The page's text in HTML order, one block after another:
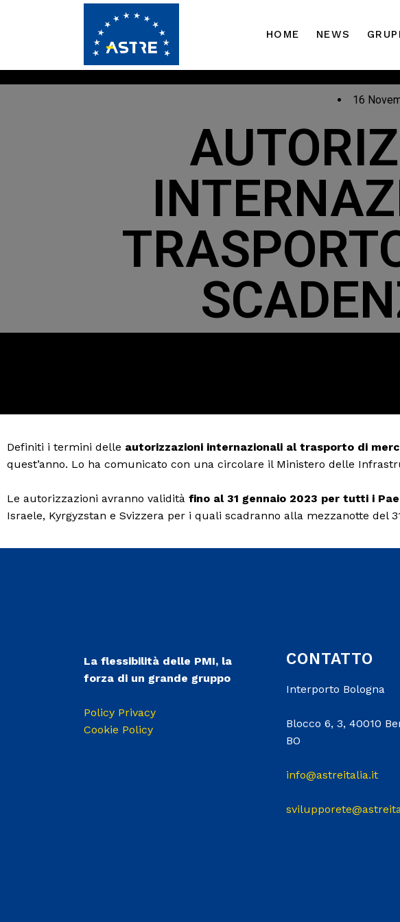
HOME NEWS
16
Definiti i termini delle autorizzazioni internazionali al trasporto di
quest’anno. Lo ha comunicato con una circolare il Ministero delle
Le autorizzazioni avranno validità fino al 31 gennaio 2023 per tutti i
Israele, Kyrgyzstan e Svizzera per i quali scadranno alla mezzanotte del
La flessibilità delle PMI, la
forza di un grande gruppo
Policy Privacy
Cookie Policy
CONTATTO
Interporto Bologna
Blocco 6, 3, 40010
BO
info@astreitalia.it